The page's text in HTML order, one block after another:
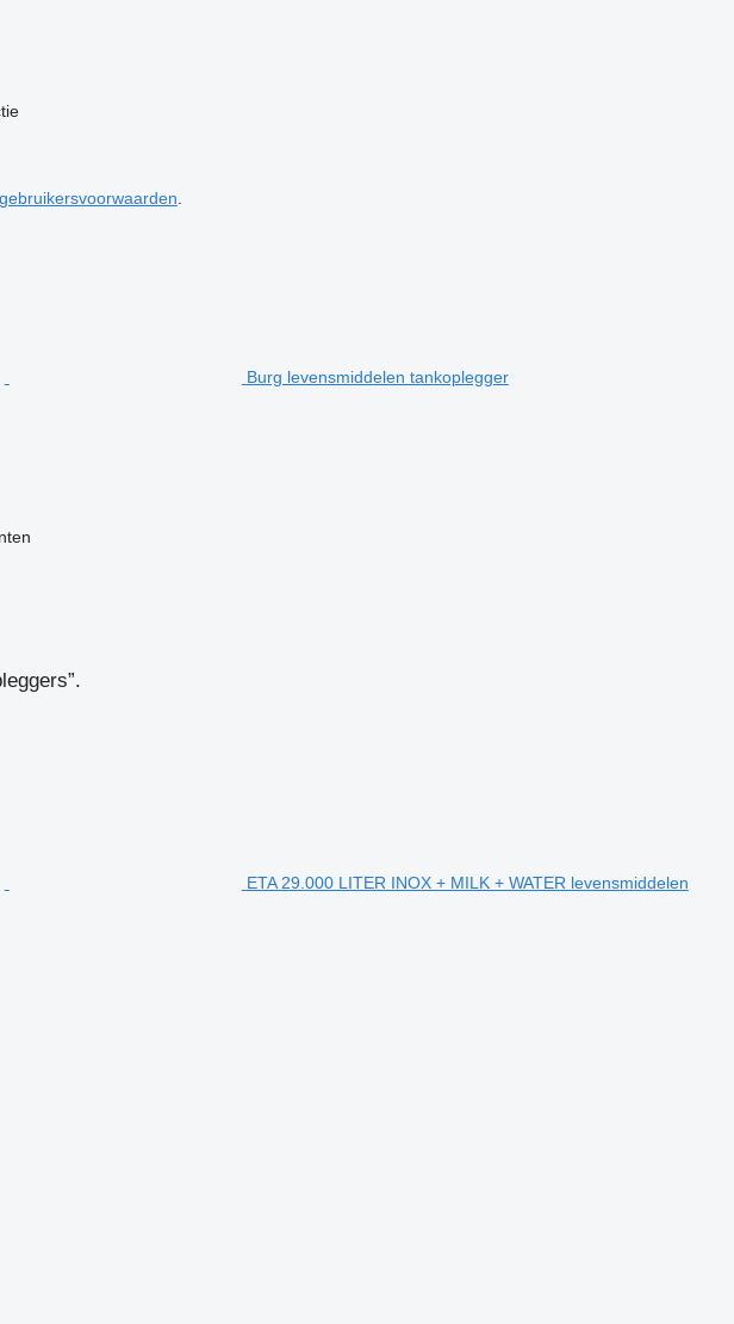
gebruikersvoorwaarden
Burg levensmiddelen tankoplegger
ETA 29.000 LITER INOX + MILK + WATER levensmiddelen